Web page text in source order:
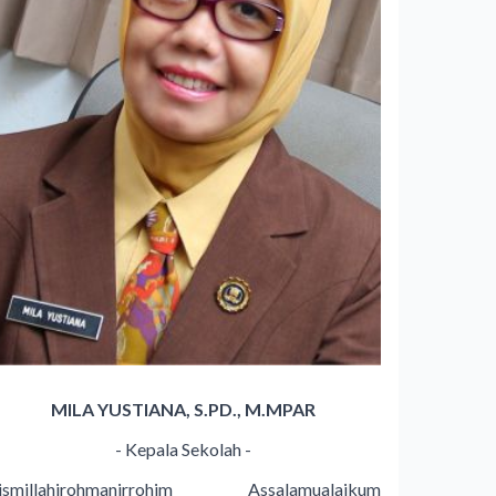
MILA YUSTIANA, S.PD., M.MPAR
- Kepala Sekolah -
Assalamualaikum